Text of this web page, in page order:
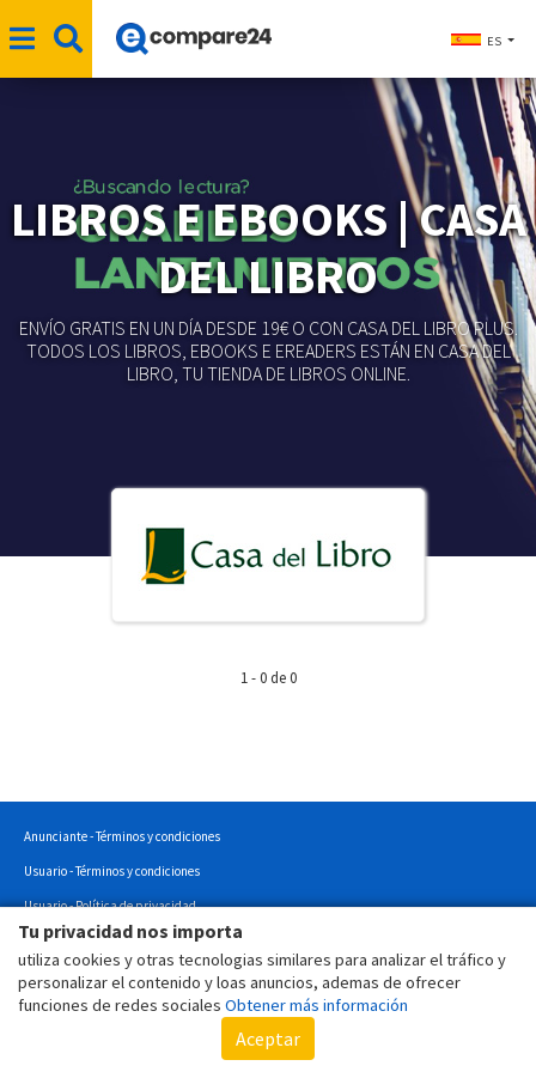
Tu privacidad nos importa
utiliza cookies y otras tecnologias similares para analizar el tráfico y
personalizar el contenido y loas anuncios, ademas de ofrecer
funciones de redes sociales Obtener más información
Aceptar
ES
LIBROS E EBOOKS | CASA
DEL LIBRO
ENVÍO GRATIS EN UN DÍA DESDE 19€ O CON CASA DEL LIBRO PLUS.
TODOS LOS LIBROS, EBOOKS E EREADERS ESTÁN EN CASA DEL
LIBRO, TU TIENDA DE LIBROS ONLINE.
1 - 0 de 0
Anunciante - Términos y condiciones
Usuario - Términos y condiciones
Usuario - Política de privacidad
Usuario - Política de cookies
Copyright © 2022 - Todos los derechos reservados.